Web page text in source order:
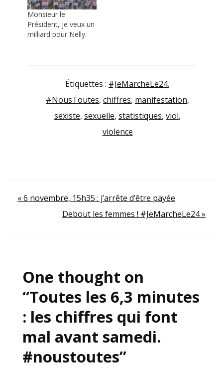
Monsieur le
Président, je veux un
milliard pour Nelly.
Étiquettes : #JeMarcheLe24,
#NousToutes, chiffres, manifestation,
sexiste, sexuelle, statistiques, viol,
violence
Navigation
« 6 novembre, 15h35 : j’arrête d’être payée
Debout les femmes ! #JeMarcheLe24 »
One thought on
“Toutes les 6,3 minutes
: les chiffres qui font
mal avant samedi.
#noustoutes”